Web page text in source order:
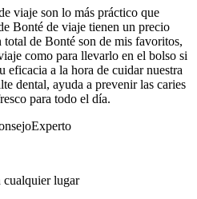
viaje son lo más práctico que
Bonté de viaje tienen un precio
de Bonté son de mis favoritos,
como para llevarlo en el bolso si
eficacia a la hora de cuidar nuestra
dental, ayuda a prevenir las caries
para todo el día.
cualquier lugar